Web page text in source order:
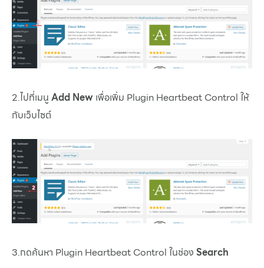
2.ไปที่เมนู Add New เพื่อเพิ่ม Plugin Heartbeat Control ให้
กับเว็บไซต์
3.กดค้นหา Plugin Heartbeat Control ในช่อง Search